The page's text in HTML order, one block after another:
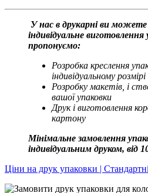
У нас в друкарні ви
індивідуальне
пропонуємо:
Розробка креслення
індивідуальному розмірі
Розробку макетів, і
вашої упаковки
Друк і виготовлення
картону
Мінімальне замовлення
індивідуальним друком, від
Ціни на друк упаковки |